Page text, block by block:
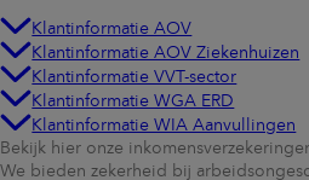
Klantinformatie AOV
Klantinformatie AOV Ziekenhuizen
Klantinformatie VVT-sector
Klantinformatie WGA ERD
Klantinformatie WIA Aanvullingen
Bekijk hier onze
We bieden zekerheid bij